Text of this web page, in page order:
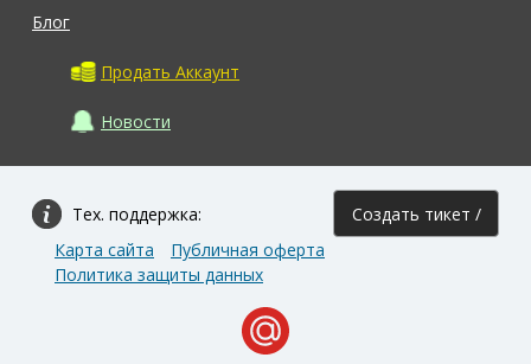
Блог
Продать Аккаунт
Новости
Тех. поддержка: Создать тикет /
Карта сайта
Публичная оферта
Политика защиты данных